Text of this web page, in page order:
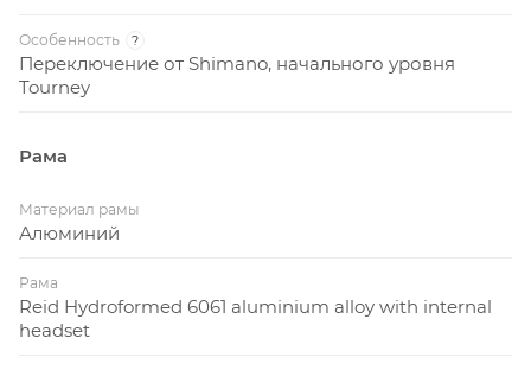
Особенность ?
Переключение от Shimano, начального уровня
Tourney
Рама
Материал рамы
Алюминий
Рама
Reid Hydroformed 6061 aluminium alloy with internal
headset